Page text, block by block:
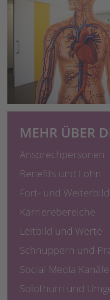
MEHR ÜBER
Ansprechpersonen
Benefits und Lohn
Fort- und
Karrierebereiche
Leitbild und Werte
Schnuppern und
Social Media Kanäle
Solothurn und